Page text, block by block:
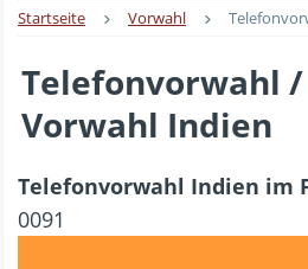
Startseite Vorwahl
Telefonvorwahl
Vorwahl Indien
Telefonvorwahl Indien im
0091